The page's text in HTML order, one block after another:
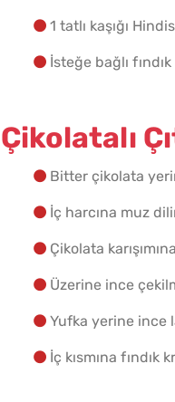
1 tatlı kaşığı
İsteğe bağlı fındık
Çikolatalı
Bitter çikolata
İç harcına muz
Çikolata
Üzerine ince
Yufka yerine ince
İç kısmına fındık